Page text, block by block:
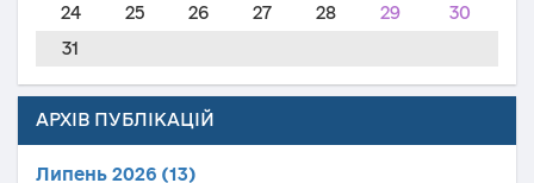
24
25 26 27 28 29
30
31
АРХІВ ПУБЛІКАЦІЙ
Липень 2026 (13)